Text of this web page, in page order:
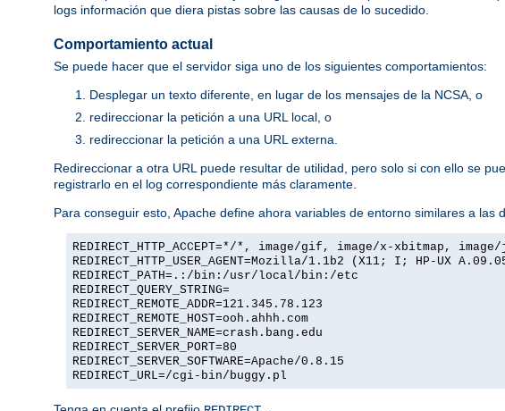
logs información que diera pistas sobre las causas de lo sucedido.
Comportamiento actual
Se puede hacer que el servidor siga uno de los siguientes comportamientos:
Desplegar un texto diferente, en lugar de los mensajes de la NCSA, o
redireccionar la petición a una URL local, o
redireccionar la petición a una URL externa.
Redireccionar a otra URL puede resultar de utilidad, pero solo si con ello se
registrarlo en el log correspondiente más claramente.
Para conseguir esto, Apache define ahora variables de entorno similares a las
REDIRECT_HTTP_ACCEPT=*/*, image/gif, image/x-xbitmap,
REDIRECT_HTTP_USER_AGENT=Mozilla/1.1b2 (X11; I; HP-UX
REDIRECT_PATH=.:/bin:/usr/local/bin:/etc
REDIRECT_QUERY_STRING=
REDIRECT_REMOTE_ADDR=121.345.78.123
REDIRECT_REMOTE_HOST=ooh.ahhh.com
REDIRECT_SERVER_NAME=crash.bang.edu
REDIRECT_SERVER_PORT=80
REDIRECT_SERVER_SOFTWARE=Apache/0.8.15
REDIRECT_URL=/cgi-bin/buggy.pl